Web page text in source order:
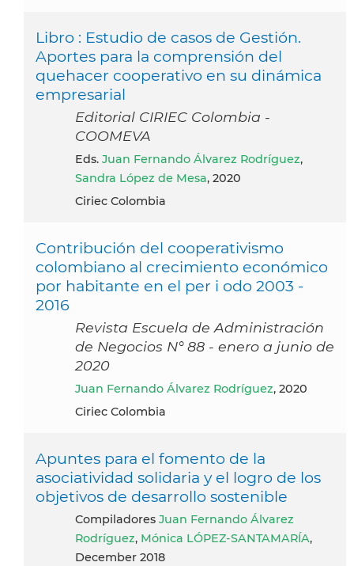
Libro : Estudio de casos de Gestión.
Aportes para la comprensión del
quehacer cooperativo en su dinámica
empresarial
Editorial CIRIEC Colombia -
COOMEVA
eds. Juan Fernando Álvarez Rodríguez,
Sandra López de Mesa, 2020
Ciriec Colombia
Contribución del cooperativismo
colombiano al crecimiento económico
por habitante en el per i odo 2003 -
2016
Revista Escuela de Administración
de Negocios N° 88 - enero a junio de
2020
Juan Fernando Álvarez Rodríguez, 2020
Ciriec Colombia
Apuntes para el fomento de la
asociatividad solidaria y el logro de los
objetivos de desarrollo sostenible
compiladores Juan Fernando Álvarez
Rodríguez, Mónica LÓPEZ-SANTAMARÍA,
December 2018